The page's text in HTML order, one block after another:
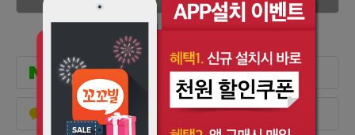
SNS계정이 없으신 경우 일반 회원가입을 통해
회원가입을 진행할 수 있습니다.
네이버로 가입하기
카카오로 가입하기